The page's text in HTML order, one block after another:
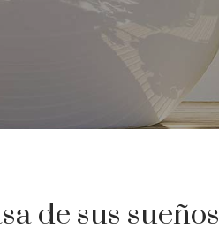
de sus sueños